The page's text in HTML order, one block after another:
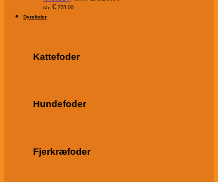
Ab: € 278,00
Dyrefoder
Kattefoder
Hundefoder
Fjerkræfoder